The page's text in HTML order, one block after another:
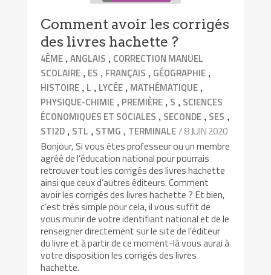
Comment avoir les corrigés
des livres hachette ?
4ÈME ,ANGLAIS , CORRECTION MANUEL
SCOLAIRE , ES , FRANÇAIS , GÉOGRAPHIE ,
HISTOIRE , L , LYCÉE , MATHÉMATIQUE ,
PHYSIQUE-CHIMIE , PREMIÈRE , S , SCIENCES
ÉCONOMIQUES ET SOCIALES , SECONDE , SES ,
STI2D , STL , STMG , TERMINALE/ 8 JUIN 2020
Bonjour, Si vous êtes professeur ou un membre
agréé de l’éducation national pour pourrais
retrouver tout les corrigés des livres hachette
ainsi que ceux d’autres éditeurs. Comment
avoir les corrigés des livres hachette ? Et bien,
c’est très simple pour cela, il vous suffit de
vous munir de votre identifiant national et de le
renseigner directement sur le site de l’éditeur
du livre et à partir de ce moment-là vous aurai à
votre disposition les corrigés des livres
hachette.